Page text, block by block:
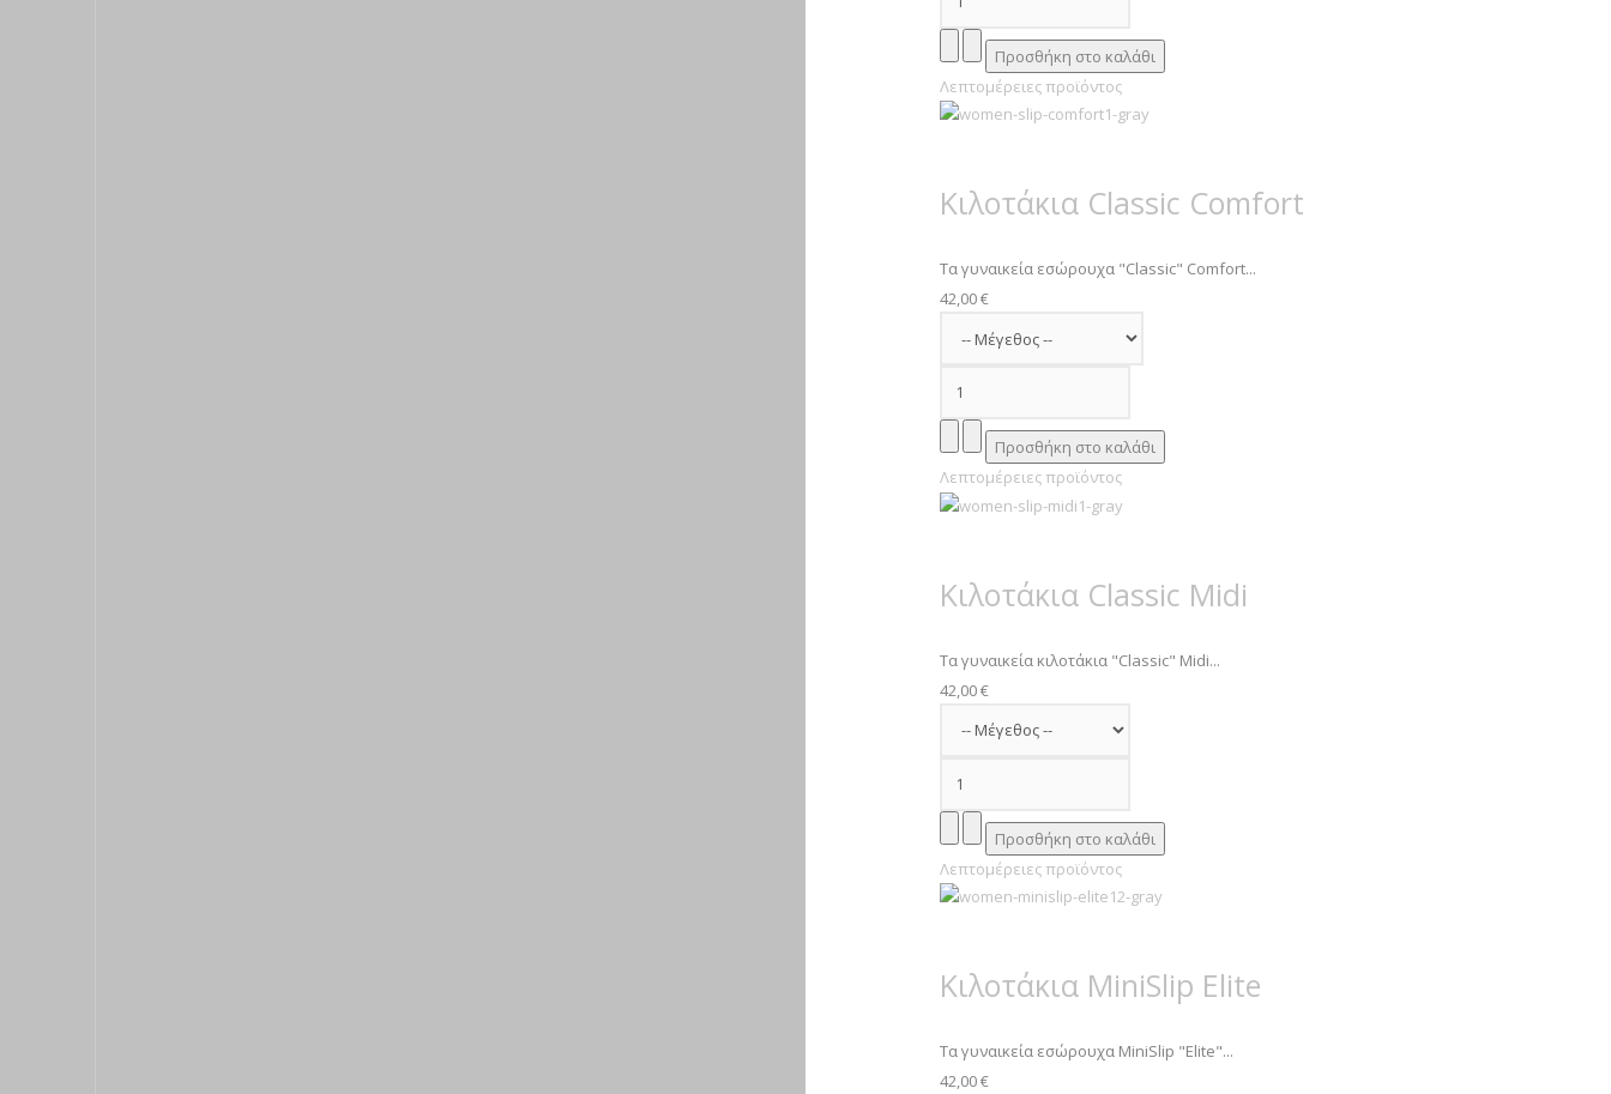
Λεπτομέρειες προϊόντος
Κιλοτάκια Classic Comfort
Τα γυναικεία εσώρουχα "Classic" Comfort...
42,00 €
Λεπτομέρειες προϊόντος
Κιλοτάκια Classic Midi
Τα γυναικεία κιλοτάκια "Classic" Midi...
42,00 €
Λεπτομέρειες προϊόντος
Κιλοτάκια MiniSlip Elite
Τα γυναικεία εσώρουχα MiniSlip "Elite"...
42,00 €